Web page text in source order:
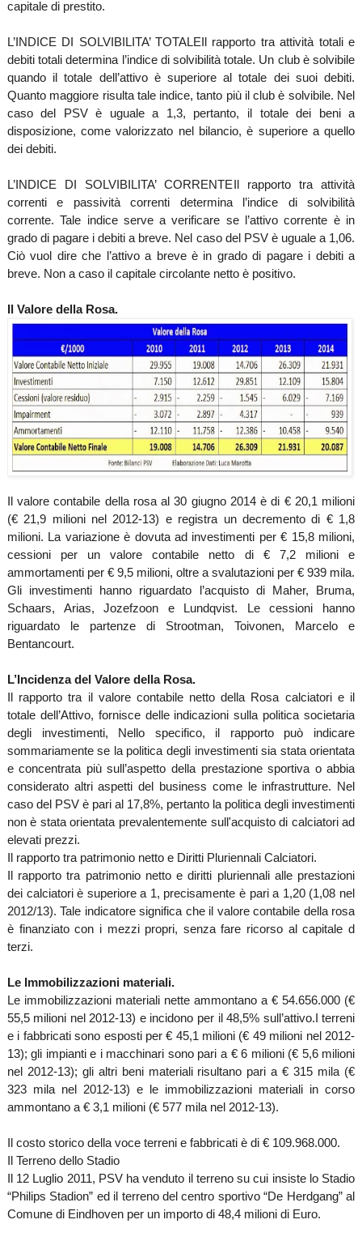
capitale di prestito.
L’INDICE DI SOLVIBILITA’ TOTALEIl rapporto tra attività totali e
debiti totali determina l’indice di solvibilità totale. Un club è solvibile
quando il totale dell’attivo è superiore al totale dei suoi debiti.
Quanto maggiore risulta tale indice, tanto più il club è solvibile. Nel
caso del PSV è uguale a 1,3, pertanto, il totale dei beni a
disposizione, come valorizzato nel bilancio, è superiore a quello
dei debiti.
L’INDICE DI SOLVIBILITA’ CORRENTEIl rapporto tra attività
correnti e passività correnti determina l’indice di solvibilità
corrente. Tale indice serve a verificare se l’attivo corrente è in
grado di pagare i debiti a breve. Nel caso del PSV è uguale a 1,06.
Ciò vuol dire che l’attivo a breve è in grado di pagare i debiti a
breve. Non a caso il capitale circolante netto è positivo.
Il Valore della Rosa.
Il valore contabile della rosa al 30 giugno 2014 è di € 20,1 milioni
(€ 21,9 milioni nel 2012-13) e registra un decremento di € 1,8
milioni. La variazione è dovuta ad investimenti per € 15,8 milioni,
cessioni per un valore contabile netto di € 7,2 milioni e
ammortamenti per € 9,5 milioni, oltre a svalutazioni per € 939 mila.
Gli investimenti hanno riguardato l’acquisto di Maher, Bruma,
Schaars, Arias, Jozefzoon e Lundqvist. Le cessioni hanno
riguardato le partenze di Strootman, Toivonen, Marcelo e
Bentancourt.
L’Incidenza del Valore della Rosa.
Il rapporto tra il valore contabile netto della Rosa calciatori e il
totale dell’Attivo, fornisce delle indicazioni sulla politica societaria
degli investimenti, Nello specifico, il rapporto può indicare
sommariamente se la politica degli investimenti sia stata orientata
e concentrata più sull’aspetto della prestazione sportiva o abbia
considerato altri aspetti del business come le infrastrutture. Nel
caso del PSV è pari al 17,8%, pertanto la politica degli investimenti
non è stata orientata prevalentemente sull'acquisto di calciatori ad
elevati prezzi.
Il rapporto tra patrimonio netto e Diritti Pluriennali Calciatori.
Il rapporto tra patrimonio netto e diritti pluriennali alle prestazioni
dei calciatori è superiore a 1, precisamente è pari a 1,20 (1,08 nel
2012/13). Tale indicatore significa che il valore contabile della rosa
è finanziato con i mezzi propri, senza fare ricorso al capitale d
terzi.
Le Immobilizzazioni materiali.
Le immobilizzazioni materiali nette ammontano a € 54.656.000 (€
55,5 milioni nel 2012-13) e incidono per il 48,5% sull’attivo.I terreni
e i fabbricati sono esposti per € 45,1 milioni (€ 49 milioni nel 2012-
13); gli impianti e i macchinari sono pari a € 6 milioni (€ 5,6 milioni
nel 2012-13); gli altri beni materiali risultano pari a € 315 mila (€
323 mila nel 2012-13) e le immobilizzazioni materiali in corso
ammontano a € 3,1 milioni (€ 577 mila nel 2012-13).
Il costo storico della voce terreni e fabbricati è di € 109.968.000.
Il Terreno dello Stadio
Il 12 Luglio 2011, PSV ha venduto il terreno su cui insiste lo Stadio
“Philips Stadion” ed il terreno del centro sportivo “De Herdgang” al
Comune di Eindhoven per un importo di 48,4 milioni di Euro.